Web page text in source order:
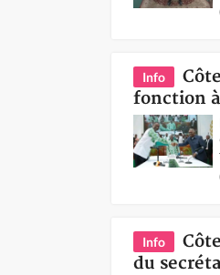
Info
fonction
Info
du